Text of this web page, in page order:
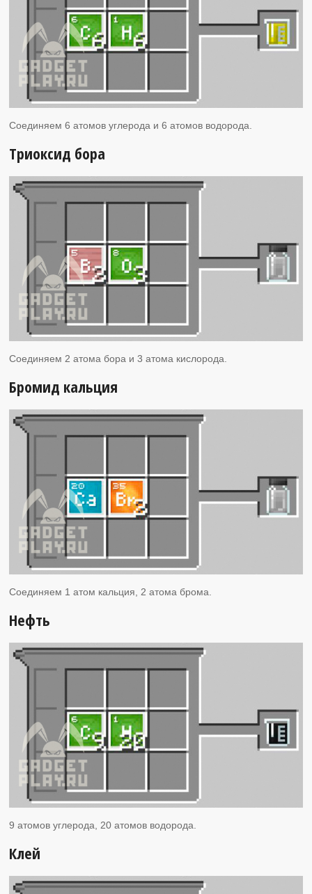
Соединяем 6 атомов углерода и 6 атомов водорода.
Триоксид бора
Соединяем 2 атома бора и 3 атома кислорода.
Бромид кальция
Соединяем 1 атом кальция, 2 атома брома.
Нефть
9 атомов углерода, 20 атомов водорода.
Клей